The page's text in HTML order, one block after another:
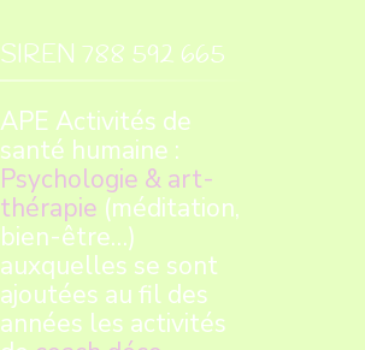
SIREN 788 592 665
APE Activités de
santé humaine :
Psychologie & art-
thérapie (méditation,
bien-être…)
auxquelles se sont
ajoutées au fil des
années les activités